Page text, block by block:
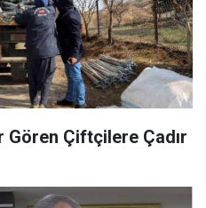
Gören Çiftçilere Çadır